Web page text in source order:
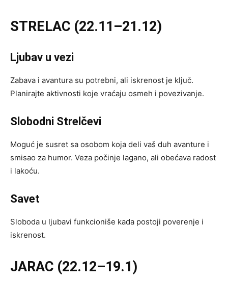
STRELAC (22.11–21.12)
Ljubav u vezi
Zabava i avantura su potrebni, ali iskrenost je ključ.
Planirajte aktivnosti koje vraćaju osmeh i povezivanje.
Slobodni Strelčevi
Moguć je susret sa osobom koja deli vaš duh avanture i
smisao za humor. Veza počinje lagano, ali obećava radost
i lakoću.
Savet
Sloboda u ljubavi funkcioniše kada postoji poverenje i
iskrenost.
JARAC (22.12–19.1)